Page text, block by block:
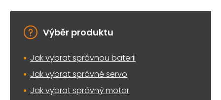
Výběr produktu
Jak vybrat správnou baterii
Jak vybrat správné servo
Jak vybrat správný motor